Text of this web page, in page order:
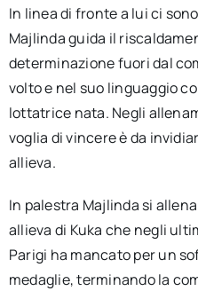
In linea di fronte a lui ci
Majlinda guida il
determinazione fuori dal
volto e nel suo linguaggio
lottatrice nata. Negli
voglia di vincere è da
allieva.
In palestra Majlinda si
allieva di Kuka che negli
Parigi ha mancato per un
medaglie, terminando la